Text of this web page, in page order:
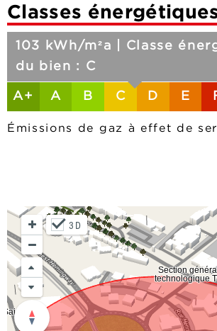
Classes
A+ A B
103 kWh/m²a | Classe
du bien : C
C D E
Émissions de gaz à effet de
3D